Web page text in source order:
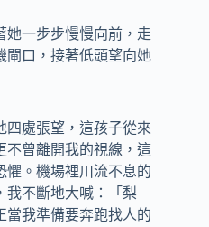
她一步步慢慢向前，走
閘口，接著低頭望向她
四處張望，這孩子從來
不曾離開我的視線，這
懼。機場裡川流不息的
我不斷地大喊：「梨
當我準備要奔跑找人的